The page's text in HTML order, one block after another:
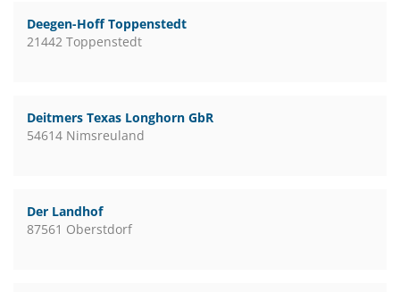
Deegen-Hoff Toppenstedt
21442 Toppenstedt
Deitmers Texas Longhorn GbR
54614 Nimsreuland
Der Landhof
87561 Oberstdorf